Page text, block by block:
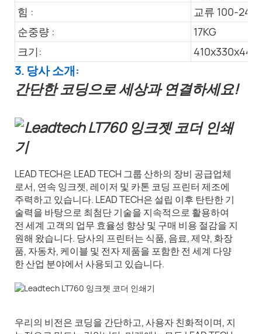
힘 :
교류 100-
순중량 :
17KG
크기:
3. 당사 소개:
간단한 코딩으로 세상과 연결하세요!
LEAD TECH은 LEAD TECH 그룹 산하의 장비 공급업체
로서, 연속 잉크젯, 레이저 및 카톤 코딩 프린터 제조에
주력하고 있습니다. LEAD TECH은 설립 이후 탄탄한 기
술력을 바탕으로 최첨단 기술을 지속적으로 활용하여
전 세계 고객의 업무 효율성 향상 및 구매 비용 절감을 지
원해 왔습니다. 당사의 프린터는 식품, 음료, 제약, 화장
품, 자동차, 케이블 및 전자 제품을 포함한 전 세계 다양
한 산업 분야에서 사용되고 있습니다.
우리의 비전은 코딩을 간단하고, 사용자 친화적이며, 지